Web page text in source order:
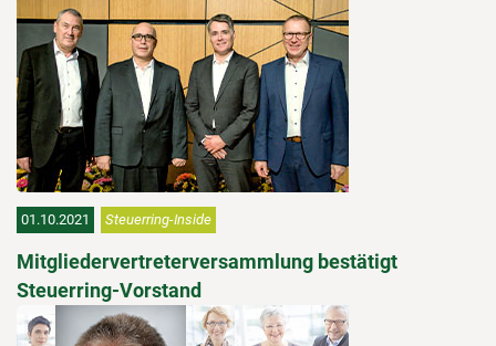
01.10.2021 Steuerring-Inside
Mitgliedervertreterversammlung bestätigt
Steuerring-Vorstand